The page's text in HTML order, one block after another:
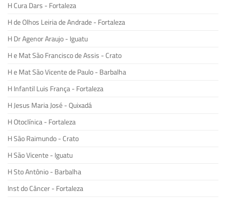
H Cura Dars - Fortaleza
H de Olhos Leiria de Andrade - Fortaleza
H Dr Agenor Araujo - Iguatu
H e Mat São Francisco de Assis - Crato
H e Mat São Vicente de Paulo - Barbalha
H Infantil Luis França - Fortaleza
H Jesus Maria José - Quixadá
H Otoclínica - Fortaleza
H São Raimundo - Crato
H São Vicente - Iguatu
H Sto Antônio - Barbalha
Inst do Câncer - Fortaleza